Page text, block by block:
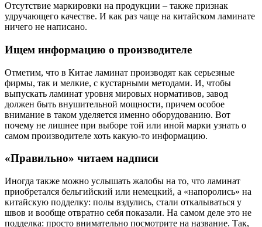
Отсутствие маркировки на продукции – также признак
удручающего качестве. И как раз чаще на китайском ламинате
ничего не написано.
Ищем информацию о производителе
Отметим, что в Китае ламинат производят как серьезные
фирмы, так и мелкие, с кустарными методами. И, чтобы
выпускать ламинат уровня мировых нормативов, завод
должен быть внушительной мощности, причем особое
внимание в таком уделяется именно оборудованию. Вот
почему не лишнее при выборе той или иной марки узнать о
самом производителе хоть какую-то информацию.
«Правильно» читаем надписи
Иногда также можно услышать жалобы на то, что ламинат
приобретался бельгийский или немецкий, а «напоролись» на
китайскую подделку: полы вздулись, стали откалываться у
швов и вообще отвратно себя показали. На самом деле это не
подделка: просто внимательно посмотрите на название. Так,